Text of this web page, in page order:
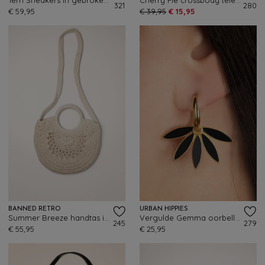
€ 59,95
321
€ 39,95 € 15,95
280
BANNED RETRO
€ 55,95
245
URBAN HIPPIES
€ 25,95
279